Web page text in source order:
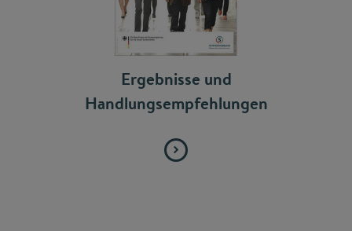
Ergebnisse und
Handlungsempfehlungen